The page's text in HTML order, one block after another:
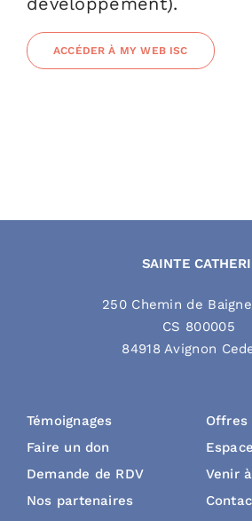
ACCÉDER À MY WEB ISC
SAINTE
250 Chemin de
CS 800005
84918 Avignon
Témoignages
Faire un don
Demande de RDV
Nos partenaires
Offres
Venir